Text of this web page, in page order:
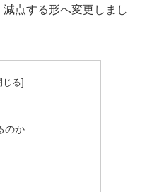
点する形へ変更しまし
のか